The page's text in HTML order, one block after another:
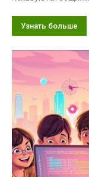
Узнать больше